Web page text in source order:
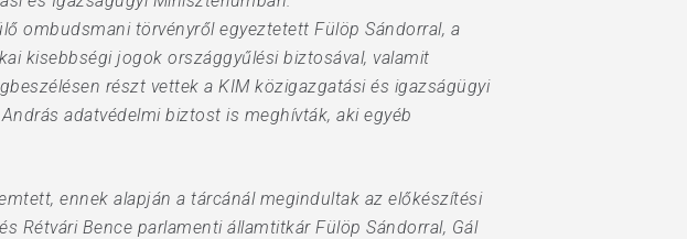
ombudsmani törvényről egyeztetett Fülöp Sándorral, a
kisebbségi jogok országgyűlési biztosával, valamit
részt vettek a KIM közigazgatási és igazságügyi
adatvédelmi biztost is meghívták, aki egyéb
ennek alapján a tárcánál megindultak az előkészítési
Rétvári Bence parlamenti államtitkár Fülöp Sándorral, Gál